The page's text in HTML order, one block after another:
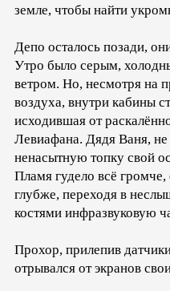
земле, чтобы найти
Депо осталось позади,
Утро было серым,
ветром. Но, несмотря на
воздуха, внутри кабины
исходившая от
Левиафана. Дядя Ваня, не
ненасытную топку свой
Пламя гудело всё громче,
глубже, переходя в
костями инфразвуковую
Прохор, прилепив
отрывался от экранов